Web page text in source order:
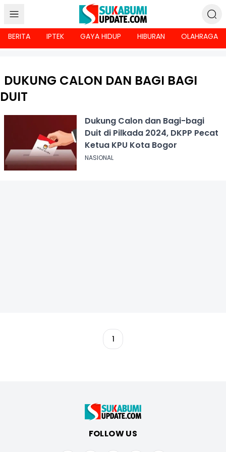
BERITA IPTEK GAYA HIDUP HIBURAN OLAHRAGA
DUKUNG CALON DAN BAGI BAGI
DUIT
Dukung Calon dan Bagi-bagi
Duit di Pilkada 2024, DKPP Pecat
Ketua KPU Kota Bogor
NASIONAL
1
FOLLOW US